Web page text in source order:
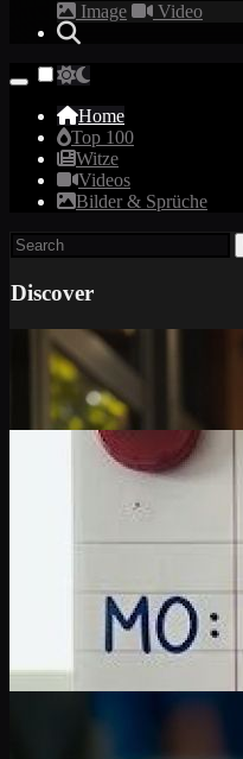
Image Video
Home
Top 100
Witze
Videos
Bilder & Sprüche
Discover